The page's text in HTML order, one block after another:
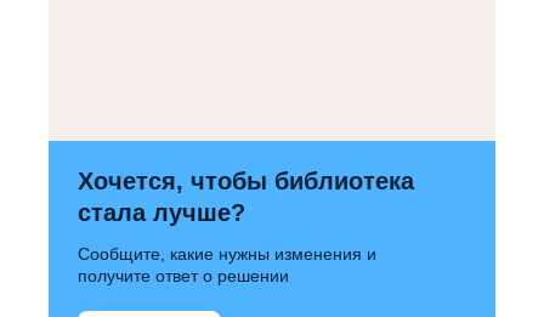
Хочется, чтобы библиотека
стала лучше?
Сообщите, какие нужны изменения и
получите ответ о решении